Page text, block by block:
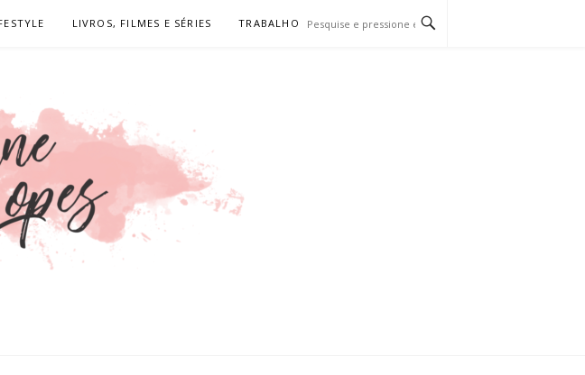
LIVROS, FILMES E SÉRIES TRABALHO